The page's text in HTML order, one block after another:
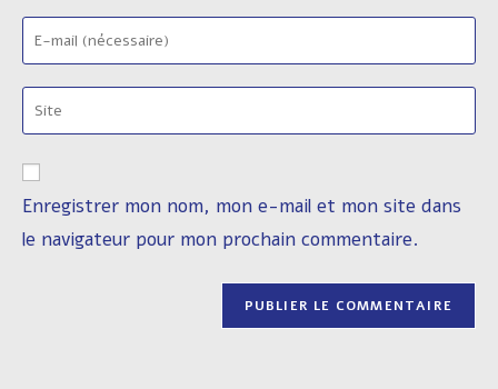
name
or
username
comment
your
email
address
to
comment
l’URL
votre
site
(facultatif)
Enregistrer mon nom, mon e-mail et mon site dans
le navigateur pour mon prochain commentaire.